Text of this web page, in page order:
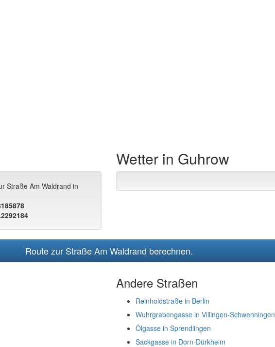
Straße Am Waldrand in
Wetter in Guhrow
Route zur Straße Am Waldrand berechnen.
Andere Straßen
Reinholdstraße in Berlin
Wuhrgrabengasse in Villingen-Schwenningen
Ölgasse in Sprendlingen
Sackgasse in Dorn-Dürkheim